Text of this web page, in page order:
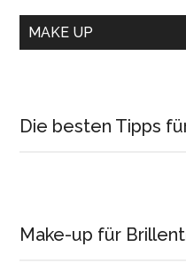
MAKE UP
Die besten Tipps
Make-up für